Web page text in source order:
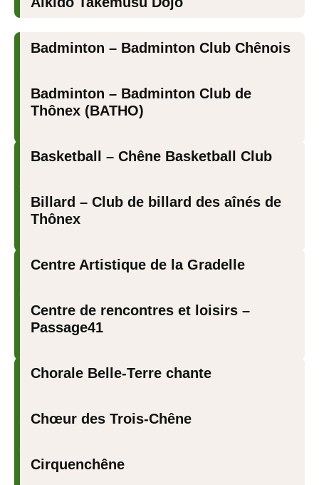
Badminton – Badminton Club Chênois
Badminton – Badminton Club de
Thônex (BATHO)
Basketball – Chêne Basketball Club
Billard – Club de billard des aînés de
Thônex
Centre Artistique de la Gradelle
Centre de rencontres et loisirs –
Passage41
Chœur des Trois-Chêne
Chorale Belle-Terre chante
Cirquenchêne